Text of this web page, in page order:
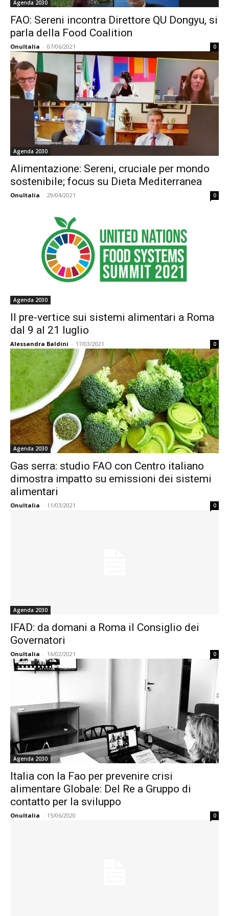
Agenda 2030
FAO: Sereni incontra Direttore QU Dongyu, si
parla della Food Coalition
OnuItalia - 07/06/2021 0
Agenda 2030
Alimentazione: Sereni, cruciale per mondo
sostenibile; focus su Dieta Mediterranea
OnuItalia - 29/04/2021 0
Agenda 2030
Il pre-vertice sui sistemi alimentari a Roma
dal 9 al 21 luglio
Alessandra Baldini - 17/03/2021 0
Agenda 2030
Gas serra: studio FAO con Centro italiano
dimostra impatto su emissioni dei sistemi
alimentari
OnuItalia - 11/03/2021 0
Agenda 2030
IFAD: da domani a Roma il Consiglio dei
Governatori
OnuItalia - 16/02/2021 0
Agenda 2030
Italia con la Fao per prevenire crisi
alimentare Globale: Del Re a Gruppo di
contatto per la sviluppo
OnuItalia - 15/06/2020 0